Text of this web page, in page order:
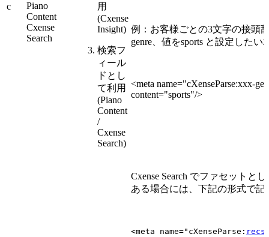
c
Piano
Content
Cxense
Search
用
(Cxense
Insight)
検索フ
ィール
ドとし
て利用
(Piano
Content
/
Cxense
Search)
例：お客様ごとの3文字の接頭
genre、値をsports と設定したい
<meta name="cXenseParse:xxx-
content="sports"/>
Cxense Search でファセットと
ある場合には、下記の形式で記
<meta name="cXenseParse: